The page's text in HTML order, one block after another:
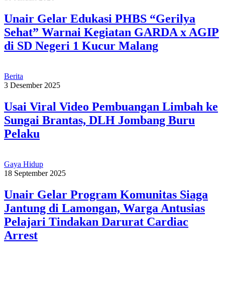
Unair Gelar Edukasi PHBS “Gerilya
Sehat” Warnai Kegiatan GARDA x AGIP
di SD Negeri 1 Kucur Malang
Berita
3 Desember 2025
Usai Viral Video Pembuangan Limbah ke
Sungai Brantas, DLH Jombang Buru
Pelaku
Gaya Hidup
18 September 2025
Unair Gelar Program Komunitas Siaga
Jantung di Lamongan, Warga Antusias
Pelajari Tindakan Darurat Cardiac
Arrest